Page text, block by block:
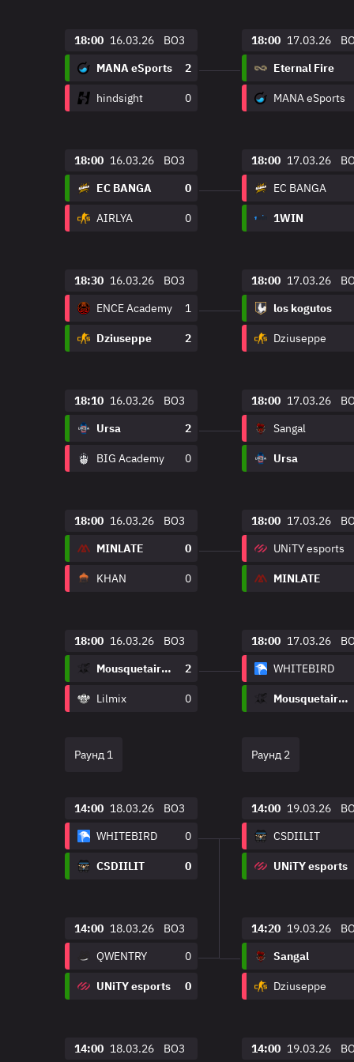
18:00 16.03.26
BO3
MANA eSports
2
hindsight 0
18:00 16.03.26
BO3
EC BANGA
0
AIRLYA 0
18:30 16.03.26
BO3
ENCE Academy
1
Dziuseppe 2
18:10 16.03.26
BO3
Ursa
2
BIG Academy 0
18:00 16.03.26
BO3
MINLATE
0
KHAN 0
18:00 16.03.26
BO3
Mousquetaires
2
Lilmix 0
18:00 17.03.26
Eternal Fire
MANA eSports
18:00 17.03.26
EC BANGA
1WIN
18:00 17.03.26
los kogutos
Dziuseppe
18:00 17.03.26
Sangal
Ursa
18:00 17.03.26
UNiTY esports
MINLATE
18:00 17.03.26
WHITEBIRD
Mousquetaires
Раунд 1
14:00 18.03.26
BO3
WHITEBIRD
0
CSDIILIT 0
14:00 18.03.26
BO3
QWENTRY
0
UNiTY esports 0
14:00 18.03.26 BO3
Раунд 2
14:00 19.03.26
CSDIILIT
UNiTY esports
14:20 19.03.26
Sangal
Dziuseppe
14:00 19.03.26